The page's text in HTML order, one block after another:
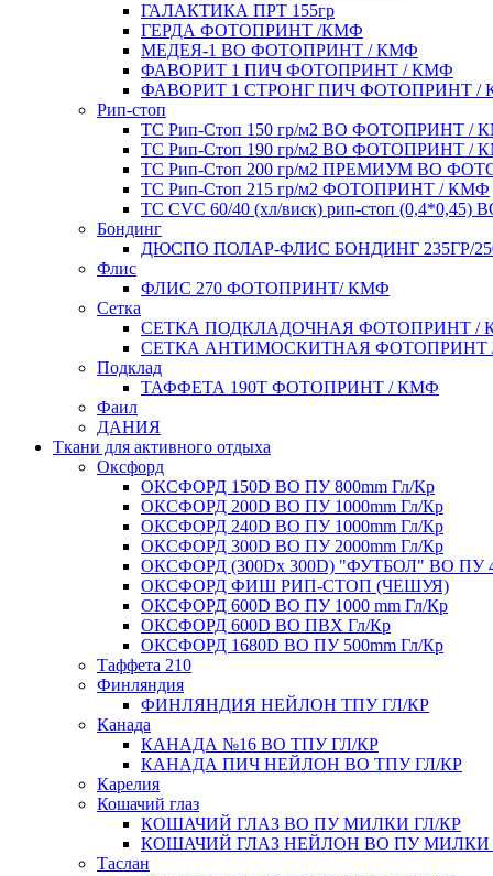
ГАЛАКТИКА ПРТ 155гр
ГЕРДА ФОТОПРИНТ /КМФ
МЕДЕЯ-1 ВО ФОТОПРИНТ / КМФ
ФАВОРИТ 1 ПИЧ ФОТОПРИНТ / КМФ
ФАВОРИТ 1 СТРОНГ ПИЧ ФОТОПРИНТ /
Рип-стоп
TC Рип-Стоп 150 гр/м2 ВО ФОТОПРИНТ /
TC Рип-Стоп 190 гр/м2 ВО ФОТОПРИНТ /
TC Рип-Стоп 200 гр/м2 ПРЕМИУМ ВО
TC Рип-Стоп 215 гр/м2 ФОТОПРИНТ / КМФ
ТС CVC 60/40 (хл/виск) рип-стоп (0,4*0,45)
Бондинг
ДЮСПО ПОЛАР-ФЛИС БОНДИНГ 235ГР/
Флис
ФЛИС 270 ФОТОПРИНТ/ КМФ
Сетка
СЕТКА ПОДКЛАДОЧНАЯ ФОТОПРИНТ /
СЕТКА АНТИМОСКИТНАЯ ФОТОПРИНТ
Подклад
ТАФФЕТА 190Т ФОТОПРИНТ / КМФ
Фаил
ДАНИЯ
Ткани для активного отдыха
Оксфорд
ОКСФОРД 150D ВО ПУ 800mm Гл/Кр
ОКСФОРД 200D ВО ПУ 1000mm Гл/Кр
ОКСФОРД 240D ВО ПУ 1000mm Гл/Кр
ОКСФОРД 300D ВО ПУ 2000mm Гл/Кр
ОКСФОРД (300Dx 300D) "ФУТБОЛ" ВО ПУ
ОКСФОРД ФИШ РИП-СТОП (ЧЕШУЯ)
ОКСФОРД 600D ВО ПУ 1000 mm Гл/Кр
ОКСФОРД 600D ВО ПВХ Гл/Кр
ОКСФОРД 1680D ВО ПУ 500mm Гл/Кр
Таффета 210
Финляндия
ФИНЛЯНДИЯ НЕЙЛОН ТПУ ГЛ/КР
Канада
КАНАДА №16 ВО ТПУ ГЛ/КР
КАНАДА ПИЧ НЕЙЛОН ВО ТПУ ГЛ/КР
Карелия
Кошачий глаз
КОШАЧИЙ ГЛАЗ ВО ПУ МИЛКИ ГЛ/КР
КОШАЧИЙ ГЛАЗ НЕЙЛОН ВО ПУ МИЛКИ
Таслан